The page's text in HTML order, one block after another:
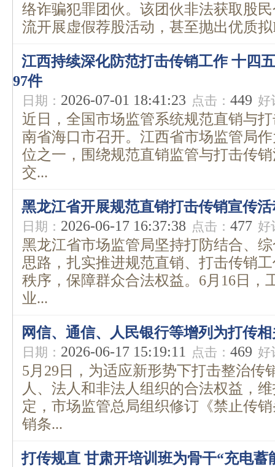
络诈骗犯罪团伙。该团伙非法获取股
流开展虚假荐股活动，甚至抛出优质拟
江西持续深化防范打击传销工作 十四
97件
日期： 2026-07-01 18:41:23 点击： 449 好
近日，全国市场监管系统规范直销与
南省海口市召开。江西省市场监管局
位之一，围绕规范直销监管与打击传
交...
黑龙江省开展规范直销打击传销宣传活
日期： 2026-06-17 16:37:38 点击： 477 好
黑龙江省市场监管局坚持打防结合、
思路，扎实推进规范直销、打击传销
秩序，保障群众合法权益。6月16日，
业...
网信、通信、人民银行等增列为打传
日期： 2026-06-17 15:19:11 点击： 469 好
5月29日，为适应新形势下打击整治传
人、法人和非法人组织的合法权益，
定，市场监管总局组织修订《禁止传
销条...
打传规直 甘肃开培训班为骨干“充电蓄